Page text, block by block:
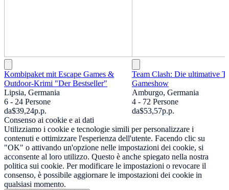
Kombipaket mit Escape Games &
Outdoor-Krimi "Der Bestseller"
Lipsia, Germania
6 - 24 Persone
da$39,24p.p.
Team Clash: Die ultimative
Gameshow
Amburgo, Germania
4 - 72 Persone
da$53,57p.p.
Consenso ai cookie e ai dati
Utilizziamo i cookie e tecnologie simili per personalizzare i
contenuti e ottimizzare l'esperienza dell'utente. Facendo clic su
"OK" o attivando un'opzione nelle impostazioni dei cookie, si
acconsente al loro utilizzo. Questo è anche spiegato nella nostra
politica sui cookie. Per modificare le impostazioni o revocare il
consenso, è possibile aggiornare le impostazioni dei cookie in
qualsiasi momento.